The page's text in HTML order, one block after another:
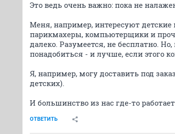
Это ведь очень важно: пока не
Меня, например, интересуют
парикмахеры, компьютерщики и
далеко. Разумеется, не бесплатно.
понадобиться - и лучше, если этого
Я, например, могу доставить под
детских).
И большинство из нас где-то
ОТВЕТИТЬ